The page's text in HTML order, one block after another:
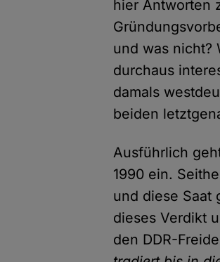
hier Antworten
und was nicht?
durchaus
damals
beiden
Ausführlich
1990 ein.
und diese Saat
dieses Verdikt
den DDR-